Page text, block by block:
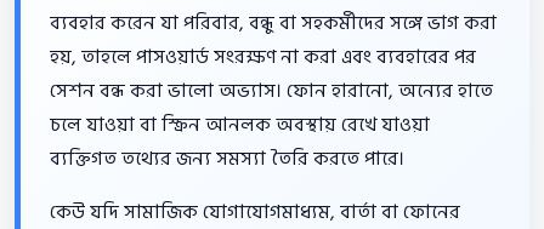
ব্যবহার করেন যা পরিবার, বন্ধু বা সহকর্মীদের সঙ্গে ভাগ করা
হয়, তাহলে পাসওয়ার্ড সংরক্ষণ না করা এবং ব্যবহারের পর
সেশন বন্ধ করা ভালো অভ্যাস। ফোন হারানো, অন্যের হাতে
চলে যাওয়া বা স্ক্রিন আনলক অবস্থায় রেখে যাওয়া
ব্যক্তিগত তথ্যের জন্য সমস্যা তৈরি করতে পারে।
কেউ যদি সামাজিক যোগাযোগমাধ্যম, বার্তা বা ফোনের